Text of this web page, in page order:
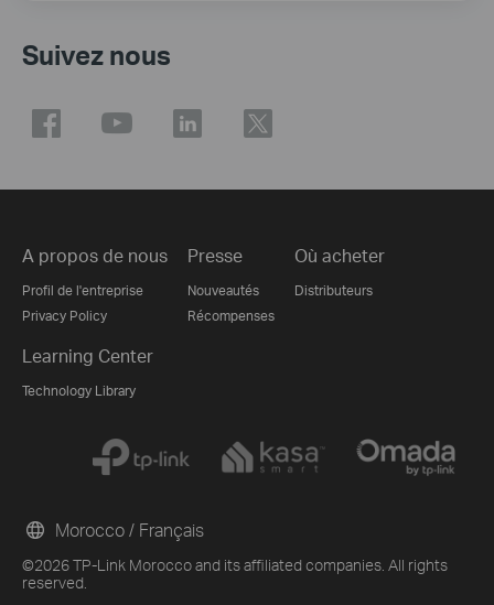
Suivez nous
A propos de nous
Profil de l'entreprise
Privacy Policy
Presse
Nouveautés
Récompenses
Où acheter
Distributeurs
Learning Center
Technology Library
©2026 TP-Link Morocco and its affiliated companies. All rights
reserved.
Morocco / Français